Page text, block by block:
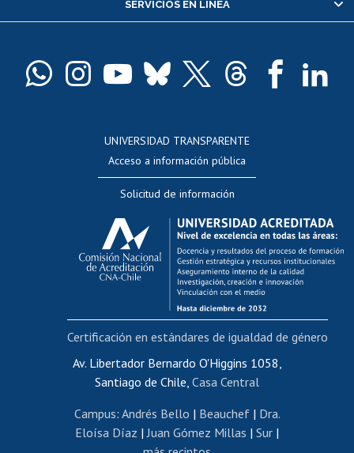
Pago de arancel y crédito alumnos
Docentes
Evaluación docente
Calificación académica
Postulación al AUCAI
Funcionarias/os
Cursos internos de capacitación
Bienestar del personal
Portal de movilidad interna
Certificado de renta
Certificado de renta honorarios
Editar páginas blancas
SERVICIOS EN LÍNEA
UNIVERSIDAD TRANSPARENTE
Acceso a información pública
Solicitud de información
Av. Libertador Bernardo O'Higgins 1058,
Santiago de Chile, Casa Central
Campus: Andrés Bello | Beauchef| Dra.
Eloísa Díaz |Juan Gómez Millas | Sur |
Certificación en estándares de igualdad de género